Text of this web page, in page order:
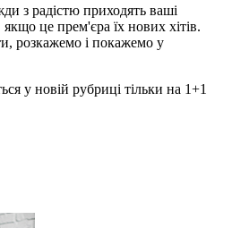
з радістю приходять ваші
це прем'єра їх нових хітів.
розкажемо і покажемо у
у новій рубриці тільки на 1+1